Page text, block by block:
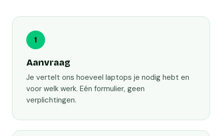
1
Aanvraag
Je vertelt ons hoeveel laptops je nodig hebt en
voor welk werk. Eén formulier, geen
verplichtingen.